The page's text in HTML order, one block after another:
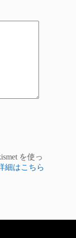
を使っ
細はこちら